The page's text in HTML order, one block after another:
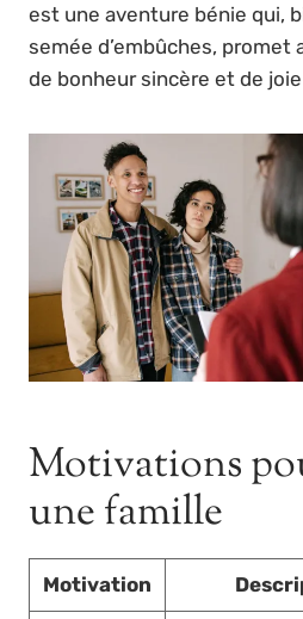
est une aventure bénie qui,
semée d’embûches, promet
de bonheur sincère et de
Motivations
une famille
Motivation